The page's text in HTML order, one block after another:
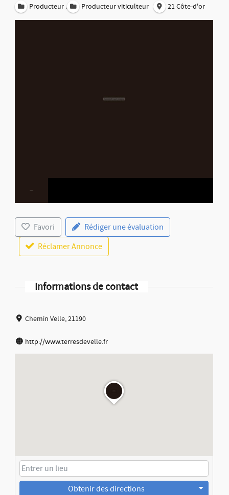
Producteur , Producteur viticulteur 21 Côte-d'or
Favori
Rédiger une évaluation
Réclamer Annonce
Informations de contact
Chemin Velle, 21190
http://www.terresdevelle.fr
Obtenir des directions